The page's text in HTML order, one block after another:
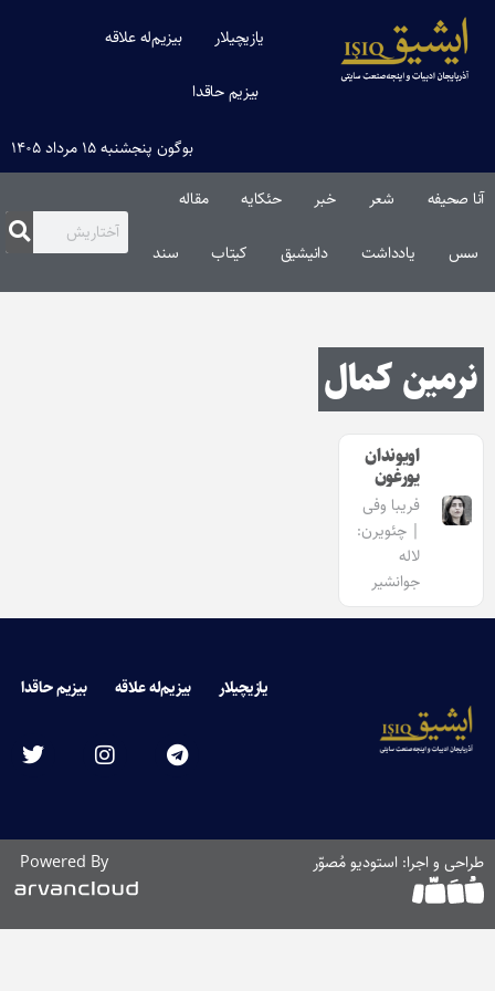
یازیچیلار بیزیم‌له علاقه
بیزیم حاقدا
بوگون پنجشنبه ۱۵ مرداد ۱۴۰۵
آنا صحیفه شعر خبر حئکایه مقاله‌
سس یادداشت دانیشیق کیتاب سند
نرمین کمال
اویوندان
یورغون
فریبا وفی
| چئویرن:
لاله
جوانشیر
یازیچیلار بیزیم‌له علاقه بیزیم حاقدا
طراحی و اجرا: استودیو مُصوّر Powered By